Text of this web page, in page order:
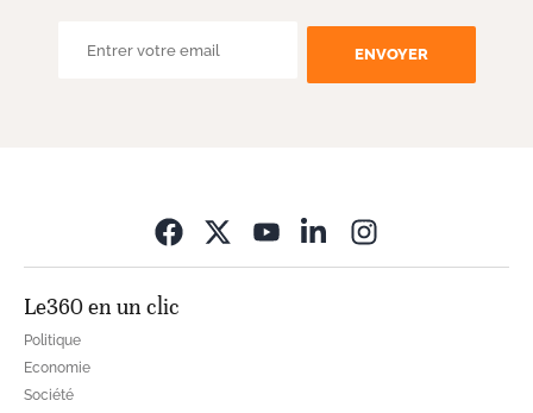
ENVOYER
Le360 en un clic
Politique
Economie
Société